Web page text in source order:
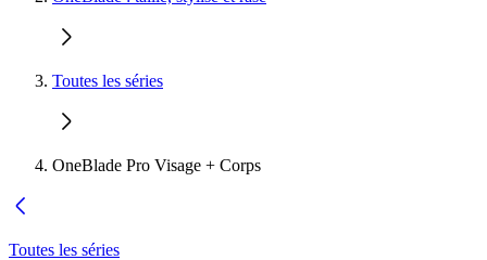
Toutes les séries
OneBlade Pro Visage + Corps
Toutes les séries